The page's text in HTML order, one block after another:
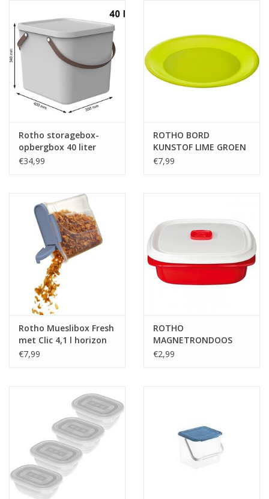
Reizen
Feestartikelen
School
Vitaliteit
KAARTEN
Horloge
Tafelen
Kalenders
Keuken textiele
Bakken & Braden
Weckpotten
Schoonmaken
Rotho storagebox-
opbergbox 40 liter
€34,99
ROTHO BORD
KUNSTOF LIME GROEN
26 CM
€7,99
Rotho Mueslibox Fresh
met Clic 4,1 l horizon
blauw, vershouddoos
€7,99
ROTHO
MAGNETRONDOOS
0.7L.RD/W
€2,99